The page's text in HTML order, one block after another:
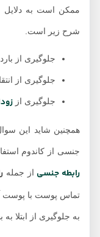
ممکن است به دلایل
شرح زیر است.
جلوگیری از بارداری
جلوگیری از انتقال
جلوگیری از زودانزالی
همچنین شاید این سوال
جنسی از کاندوم استفاده
رابطه جنسیاز جملهرابطه
تماس پوست با پوست آلت
به جلوگیری از ابتلا به